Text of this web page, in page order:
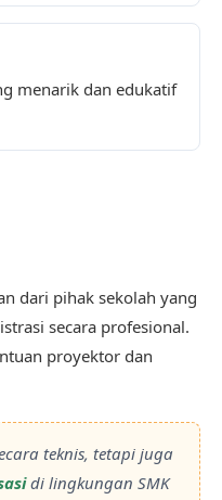
menarik dan edukatif
dari pihak sekolah yang
secara profesional.
proyektor dan
teknis, tetapi juga
di lingkungan SMK